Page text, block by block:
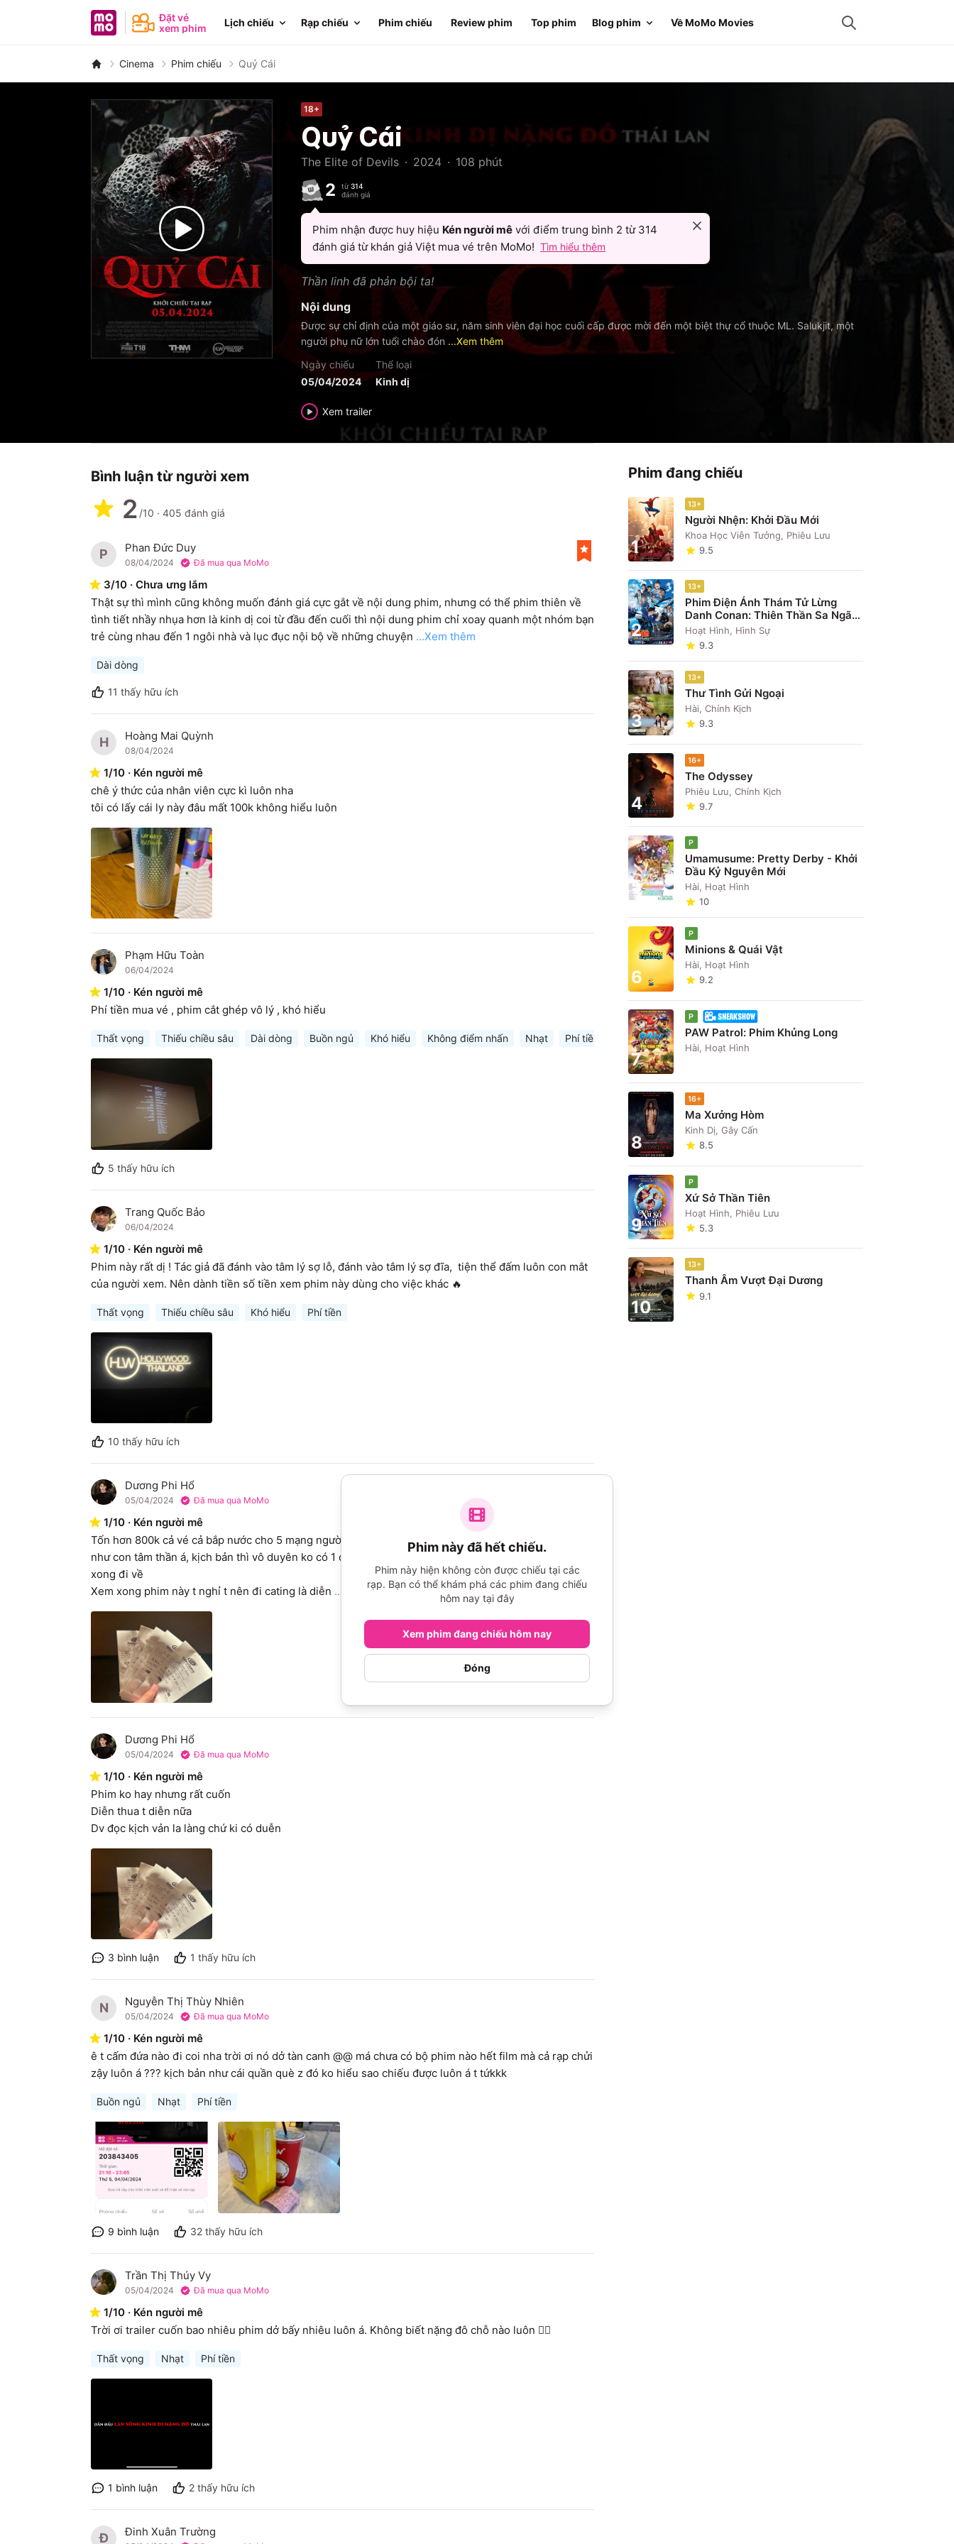
MoMo - Ứng dụng tài chính
Đặt vé
xem phim
Lịch chiếu Rạp chiếu Phim chiếu Review phim Top phim Blog phim Về MoMo Movies
Cinema Phim chiếu Quỷ Cái
18+
Quỷ Cái
The Elite of Devils · 2024 · 108 phút
2 từ 314
đánh giá
Phim nhận được huy hiệu Kén người mê với điểm trung bình 2 từ 314
đánh giá từ khán giả Việt mua vé trên MoMo! Tìm hiểu thêm
Thần linh đã phản bội ta!
Nội dung
Được sự chỉ định của một giáo sư, năm sinh viên đại học cuối cấp được mời đến một biệt thự cổ thuộc ML. Salukjit, một
người phụ nữ lớn tuổi chào đón ...Xem thêm
Ngày chiếu
05/04/2024
Thể loại
Kinh dị
Xem trailer
Bình luận từ người xem
2 /10 · 405 đánh giá
P Phan Đức Duy
08/04/2024 Đã mua qua MoMo
3/10 · Chưa ưng lắm
Thật sự thì mình cũng không muốn đánh giá cực gắt về nội dung phim, nhưng có thể phim thiên về
tình tiết nhầy nhụa hơn là kinh dị coi từ đầu đến cuối thì nội dung phim chỉ xoay quanh một nhóm bạn
trẻ cùng nhau đến 1 ngôi nhà và lục đục nội bộ về những chuyện ...Xem thêm
Dài dòng
11 thấy hữu ích
H Hoàng Mai Quỳnh
08/04/2024
1/10 · Kén người mê
chê ý thức của nhân viên cực kì luôn nha
tôi có lấy cái ly này đâu mất 100k không hiểu luôn
P Phạm Hữu Toàn
06/04/2024
1/10 · Kén người mê
Phí tiền mua vé , phim cắt ghép vô lý , khó hiểu
Thất vọng Thiếu chiều sâu Dài dòng Buồn ngủ Khó hiểu Không điểm nhấn Nhạt Phí tiền
5 thấy hữu ích
T Trang Quốc Bảo
06/04/2024
1/10 · Kén người mê
Phim này rất dị ! Tác giả đã đánh vào tâm lý sợ lỗ, đánh vào tâm lý sợ đĩa,  tiện thể đấm luôn con mắt
của người xem. Nên dành tiền số tiền xem phim này dùng cho việc khác 🔥
Thất vọng Thiếu chiều sâu Khó hiểu Phí tiền
10 thấy hữu ích
D Dương Phi Hổ
05/04/2024 Đã mua qua MoMo
1/10 · Kén người mê
Tốn hơn 800k cả vé cả bắp nước cho 5 mạng người  mà phim nó dỡ THÌ THÔI NHÉ luôn á, ma gì nhìn
như con tâm thần á, kịch bản thì vô duyên ko có 1 chút ý nghĩa luôn á . Diễn viên thì diễn như đọc cho
xong đi về
Xem xong phim này t nghỉ t nên đi cating là diễn ...Xem thêm
D Dương Phi Hổ
05/04/2024 Đã mua qua MoMo
1/10 · Kén người mê
Phim ko hay nhưng rất cuốn
Diễn thua t diễn nữa
Dv đọc kịch vản la làng chứ ki có duễn
3 bình luận 1 thấy hữu ích
N Nguyễn Thị Thùy Nhiên
05/04/2024 Đã mua qua MoMo
1/10 · Kén người mê
ê t cấm đứa nào đi coi nha trời ơi nó dở tàn canh @@ má chưa có bộ phim nào hết film mà cả rạp chửi
zậy luôn á ??? kịch bản như cái quần què z đó ko hiểu sao chiếu được luôn á t tứkkk
Buồn ngủ Nhạt Phí tiền
9 bình luận 32 thấy hữu ích
T Trần Thị Thúy Vy
05/04/2024 Đã mua qua MoMo
1/10 · Kén người mê
Trời ơi trailer cuốn bao nhiêu phim dở bấy nhiêu luôn á. Không biết nặng đô chỗ nào luôn 🤷‍♀️
Thất vọng Nhạt Phí tiền
1 bình luận 2 thấy hữu ích
Đ Đinh Xuân Trường
Phim đang chiếu
1
13+
Người Nhện: Khởi Đầu Mới
Khoa Học Viễn Tưởng, Phiêu Lưu
9.5
2
13+
Phim Điện Ảnh Thám Tử Lừng
Danh Conan: Thiên Thần Sa Ngã
Trên Xa Lộ
Hoạt Hình, Hình Sự
9.3
3
13+
Thư Tình Gửi Ngoại
Hài, Chính Kịch
9.3
4
16+
The Odyssey
Phiêu Lưu, Chính Kịch
9.7
5
P
Umamusume: Pretty Derby - Khởi
Đầu Kỷ Nguyên Mới
Hài, Hoạt Hình
10
6
P
Minions & Quái Vật
Hài, Hoạt Hình
9.2
7
P
PAW Patrol: Phim Khủng Long
Hài, Hoạt Hình
8
16+
Ma Xưởng Hòm
Kinh Dị, Gây Cấn
8.5
9
P
Xứ Sở Thần Tiên
Hoạt Hình, Phiêu Lưu
5.3
10
13+
Thanh Âm Vượt Đại Dương
9.1
Phim này đã hết chiếu.
Phim này hiện không còn được chiếu tại các
rạp. Bạn có thể khám phá các phim đang chiếu
hôm nay tại đây
Xem phim đang chiếu hôm nay
Đóng